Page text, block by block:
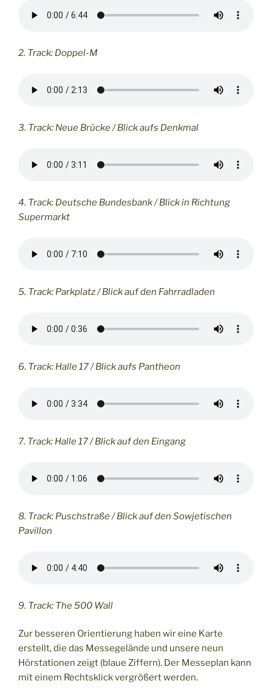
2. Track: Doppel-M
3. Track: Neue Brücke / Blick aufs Denkmal
4. Track: Deutsche Bundesbank / Blick in Richtung
Supermarkt
5. Track: Parkplatz / Blick auf den Fahrradladen
6. Track: Halle 17 / Blick aufs Pantheon
7. Track: Halle 17 / Blick auf den Eingang
8. Track: Puschstraße / Blick auf den Sowjetischen
Pavillon
9. Track: The 500 Wall
Zur besseren Orientierung haben wir eine Karte
erstellt, die das Messegelände und unsere neun
Hörstationen zeigt (blaue Ziffern). Der Messeplan kann
mit einem Rechtsklick vergrößert werden.